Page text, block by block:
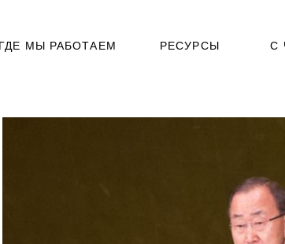
ГДЕ МЫ РАБОТАЕМ РЕСУРСЫ С